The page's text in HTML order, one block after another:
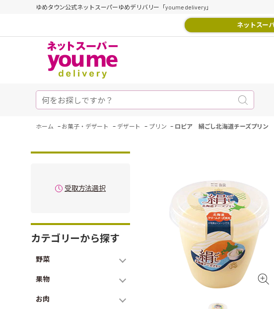
ゆめタウン公式ネットスーパーゆめデリバリー「youme delivery」
ネットスー
ホーム - お菓子・デザート - デザート - プリン - ロピア 絹ごし北海道チーズプリン
受取方法選択
カテゴリーから探す
野菜
果物
お肉